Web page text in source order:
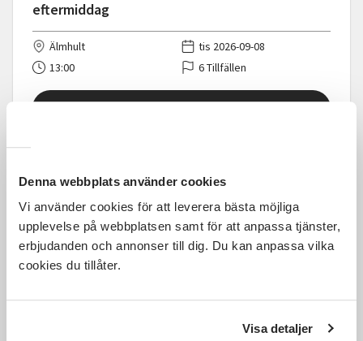
Denna webbplats använder cookies
Vi använder cookies för att leverera bästa möjliga
upplevelse på webbplatsen samt för att anpassa tjänster,
erbjudanden och annonser till dig. Du kan anpassa vilka
cookies du tillåter.
Visa detaljer
eftermiddag
Älmhult
tis 2026-09-08
13:00
6 Tillfällen
Läs mer och anmäl
Bli vän med din mobil,
Kostnadsfri